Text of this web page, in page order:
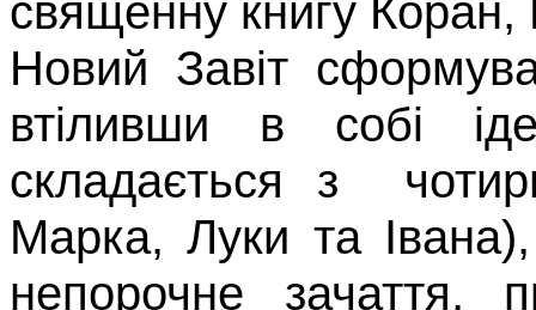
священну книгу Коран,
Новий Завіт
втіливши в собі
складається з
Марка, Луки та
непорочне зачаття,